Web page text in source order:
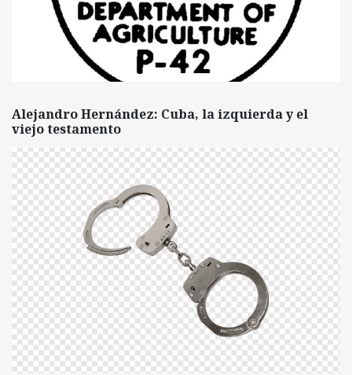
Alejandro Hernández: Cuba, la izquierda y el
viejo testamento